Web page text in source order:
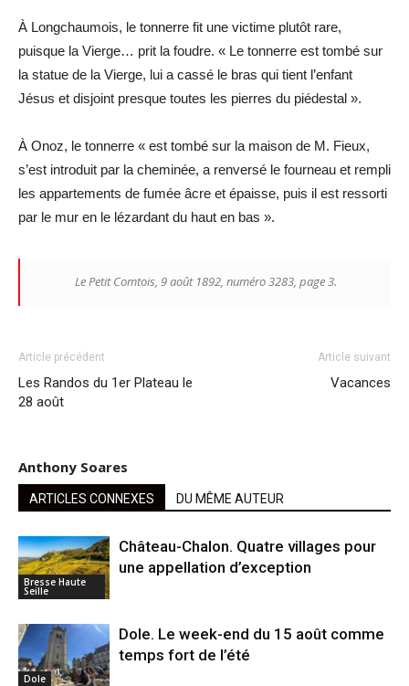
À Longchaumois, le tonnerre fit une victime plutôt rare,
puisque la Vierge… prit la foudre. « Le tonnerre est tombé sur
la statue de la Vierge, lui a cassé le bras qui tient l’enfant
Jésus et disjoint presque toutes les pierres du piédestal ».
À Onoz, le tonnerre « est tombé sur la maison de M. Fieux,
s’est introduit par la cheminée, a renversé le fourneau et rempli
les appartements de fumée âcre et épaisse, puis il est ressorti
par le mur en le lézardant du haut en bas ».
Le Petit Comtois, 9 août 1892, numéro 3283, page 3.
Article précédent
Les Randos du 1er Plateau le
28 août
Article suivant
Vacances
Anthony Soares
ARTICLES CONNEXES DU MÊME AUTEUR
Bresse Haute
Seille
Château-Chalon. Quatre villages pour
une appellation d’exception
Dole
Dole. Le week-end du 15 août comme
temps fort de l’été